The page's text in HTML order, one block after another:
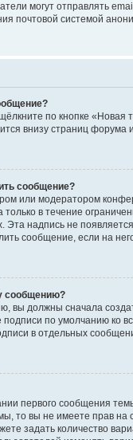
могут отправлять
почтовой системой
по кнопке «Новая
внизу страниц
сообщение?
или модератором
в течение
Эта надпись не
сообщение, если на
сообщению?
вы должны сначала
подписи по умолчанию ко
в отдельных
первого сообщения
то вы не имеете прав на
задать количество